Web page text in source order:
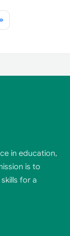
»
in education,
is to
for a